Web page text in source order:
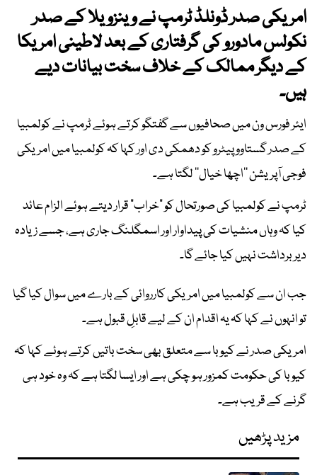
امریکی صدر ڈونلڈ ٹرمپ نے وینزویلا کے صدر
نکولس مادورو کی گرفتاری کے بعد لاطینی امریکا
کے دیگر ممالک کے خلاف سخت بیانات دیے
ہیں۔
ایئر فورس ون میں صحافیوں سے گفتگو کرتے ہوئے ٹرمپ نے کولمبیا
کے صدر گستاوو پیٹرو کو دھمکی دی اور کہا کہ کولمبیا میں امریکی
فوجی آپریشن ’’اچھا خیال‘‘ لگتا ہے۔
ٹرمپ نے کولمبیا کی صورتحال کو “خراب” قرار دیتے ہوئے الزام عائد
کیا کہ وہاں منشیات کی پیداوار اور اسمگلنگ جاری ہے، جسے زیادہ
دیر برداشت نہیں کیا جائے گا۔
جب ان سے کولمبیا میں امریکی کارروائی کے بارے میں سوال کیا گیا
تو انہوں نے کہا کہ یہ اقدام ان کے لیے قابلِ قبول ہے۔
امریکی صدر نے کیوبا سے متعلق بھی سخت باتیں کرتے ہوئے کہا کہ
کیوبا کی حکومت کمزور ہو چکی ہے اور ایسا لگتا ہے کہ وہ خود ہی
گرنے کے قریب ہے۔
مزید پڑھیں